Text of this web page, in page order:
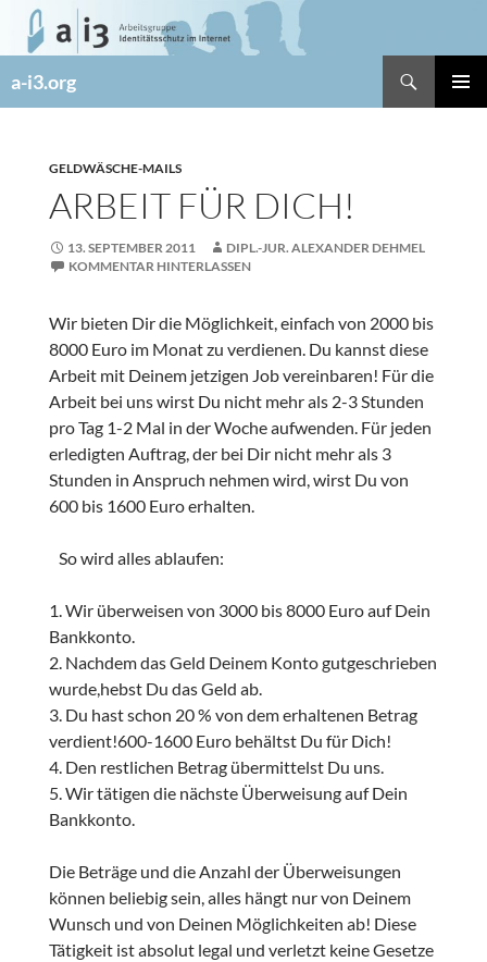
Zum
Inhalt
a-i3.org
GELDWÄSCHE-MAILS
ARBEIT FÜR DICH!
13. SEPTEMBER 2011
DIPL.-JUR. ALEXANDER DEHMEL
KOMMENTAR HINTERLASSEN
Wir bieten Dir die Möglichkeit, einfach von 2000 bis
8000 Euro im Monat zu verdienen. Du kannst diese
Arbeit mit Deinem jetzigen Job vereinbaren! Für die
Arbeit bei uns wirst Du nicht mehr als 2-3 Stunden
pro Tag 1-2 Mal in der Woche aufwenden. Für jeden
erledigten Auftrag, der bei Dir nicht mehr als 3
Stunden in Anspruch nehmen wird, wirst Du von
600 bis 1600 Euro erhalten.
So wird alles ablaufen:
1. Wir überweisen von 3000 bis 8000 Euro auf Dein
Bankkonto.
2. Nachdem das Geld Deinem Konto gutgeschrieben
wurde,hebst Du das Geld ab.
3. Du hast schon 20 % von dem erhaltenen Betrag
verdient!600-1600 Euro behältst Du für Dich!
4. Den restlichen Betrag übermittelst Du uns.
5. Wir tätigen die nächste Überweisung auf Dein
Bankkonto.
Die Beträge und die Anzahl der Überweisungen
können beliebig sein, alles hängt nur von Deinem
Wunsch und von Deinen Möglichkeiten ab! Diese
Tätigkeit ist absolut legal und verletzt keine Gesetze